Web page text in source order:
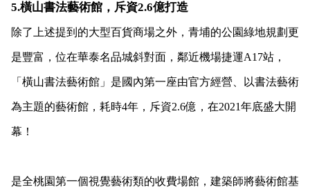
5.橫山書法藝術館，斥資2.6億打造
除了上述提到的大型百貨商場之外，青埔的公園綠地規劃更
是豐富，位在華泰名品城斜對面，鄰近機場捷運A17站，
「橫山書法藝術館」是國內第一座由官方經營、以書法藝術
為主題的藝術館，耗時4年，斥資2.6億，在2021年底盛大開
幕！
是全桃園第一個視覺藝術類的收費場館，建築師將藝術館基